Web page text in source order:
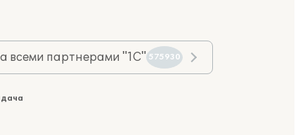
всеми партнерами "1С" 575930